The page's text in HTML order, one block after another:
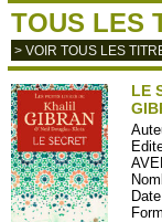
TOUS LES
> VOIR TOUS LES
LE